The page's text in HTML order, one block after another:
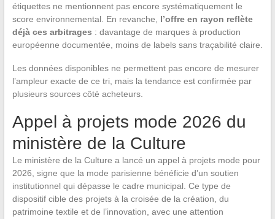
étiquettes ne mentionnent pas encore systématiquement le
score environnemental. En revanche, l’offre en rayon reflète
déjà ces arbitrages : davantage de marques à production
européenne documentée, moins de labels sans traçabilité claire.
Les données disponibles ne permettent pas encore de mesurer
l’ampleur exacte de ce tri, mais la tendance est confirmée par
plusieurs sources côté acheteurs.
Appel à projets mode 2026 du
ministère de la Culture
Le ministère de la Culture a lancé un appel à projets mode pour
2026, signe que la mode parisienne bénéficie d’un soutien
institutionnel qui dépasse le cadre municipal. Ce type de
dispositif cible des projets à la croisée de la création, du
patrimoine textile et de l’innovation, avec une attention